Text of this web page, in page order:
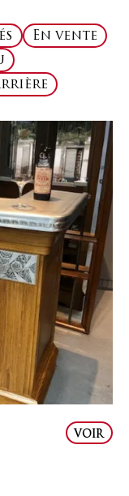
En vente
VOIR